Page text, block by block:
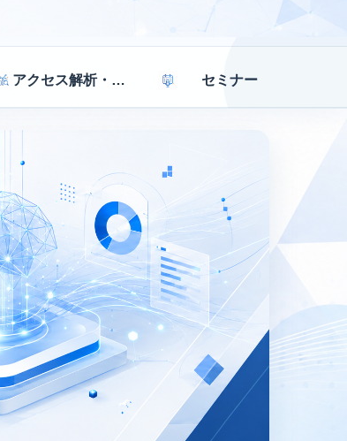
アクセス解析・効果測定 セミナー